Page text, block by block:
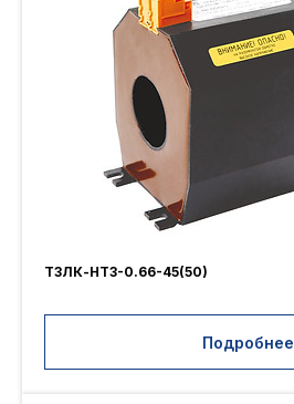
ТЗЛК-НТЗ-0.66-45(50)
Подробнее